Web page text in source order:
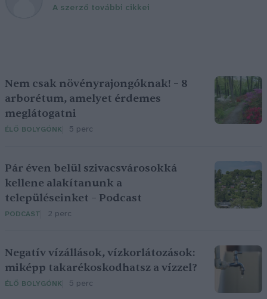
A szerző további cikkei
Nem csak növényrajongóknak! – 8
arborétum, amelyet érdemes
meglátogatni
ÉLŐ BOLYGÓNK 5 perc
Pár éven belül szivacsvárosokká
kellene alakítanunk a
településeinket – Podcast
PODCAST 2 perc
Negatív vízállások, vízkorlátozások:
miképp takarékoskodhatsz a vízzel?
ÉLŐ BOLYGÓNK 5 perc